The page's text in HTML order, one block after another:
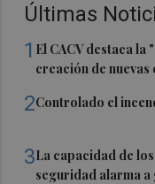
Últimas
1 El CACV destaca
creación de
2Controlado el
3La capacidad de
seguridad alarma